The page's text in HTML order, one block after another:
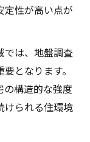
進める方法
めポイント
適化手法
やすく解説
点まとめ
因を解説
定性が高い点が
では、地盤調査
となります。
構造的な強度
けられる住環境